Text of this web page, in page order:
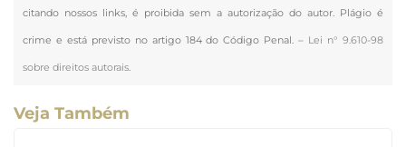
citando nossos links, é proibida sem a autorização do autor. Plágio é
crime e está previsto no artigo 184 do Código Penal. – Lei n° 9.610-98
sobre direitos autorais.
Veja Também